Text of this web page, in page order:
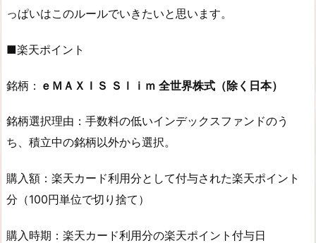
っぱいはこのルールでいきたいと思います。
■楽天ポイント
銘柄： ｅＭＡＸＩＳ Ｓｌｉｍ 全世界株式（除く日本）
銘柄選択理由：手数料の低いインデックスファンドのう
ち、積立中の銘柄以外から選択。
購入額：楽天カード利用分として付与された楽天ポイント
分（100円単位で切り捨て）
購入時期：楽天カード利用分の楽天ポイント付与日